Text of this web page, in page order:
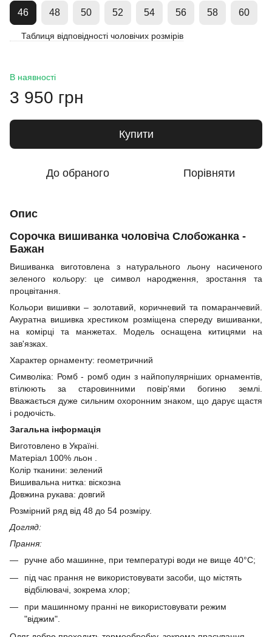
46 48 50 52 54 56 58 60
Таблиця відповідності чоловічих розмірів
В наявності
3 950 грн
Купити
До обраного Порівняти
Опис
Сорочка вишиванка чоловіча Слобожанка -
Бажан
Вишиванка виготовлена з натурального льону насиченого
зеленого кольору: це символ народження, зростання та
процвітання.
Кольори вишивки – золотавий, коричневий та помаранчевий.
Акуратна вишивка хрестиком розміщена спереду вишиванки,
на комірці та манжетах. Модель оснащена китицями на
зав'язках.
Характер орнаменту: геометричний
Символіка: Ромб - ромб один з найпопулярніших орнаментів,
втілюють за старовинними повір'ями богиню землі.
Вважається дуже сильним охоронним знаком, що дарує щастя
і родючість.
Загальна інформація
Виготовлено в Україні.
Матеріал 100% льон .
Колір тканини: зелений
Вишивальна нитка: віскозна
Довжина рукава: довгий
Розмірний ряд від 48 до 54 розміру.
Догляд:
Прання:
ручне або машинне, при температурі води не вище 40°C;
під час прання не використовувати засоби, що містять
відбілювачі, зокрема хлор;
​при машинному пранні не використовувати режим
"віджим".